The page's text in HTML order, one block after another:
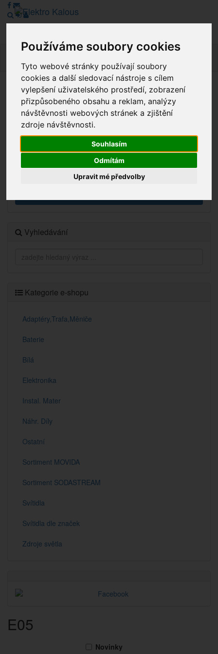
Používáme soubory cookies
Tyto webové stránky používají soubory
cookies a další sledovací nástroje s cílem
vylepšení uživatelského prostředí, zobrazení
přizpůsobeného obsahu a reklam, analýzy
návštěvnosti webových stránek a zjištění
zdroje návštěvnosti.
Souhlasím
Odmítám
Upravit mé předvolby
Vážení zákazníci, v tuto chvíli je Náš internetový obchod v
režimu Katalogu. Objednávky on-line nyní nelze vyřídit.
Děkujeme za pochopení.
Výprodej
Vyhledávání
Kategorie e-shopu
Adaptéry,Trafa,Měniče
Baterie
Bílá
Elektronika
Instal. Mater
Náhr. Díly
Ostatní
Sortiment MOVIDA
Sortiment SODASTREAM
Svítidla
Svítidla dle značek
Zdroje světla
E05
Novinky